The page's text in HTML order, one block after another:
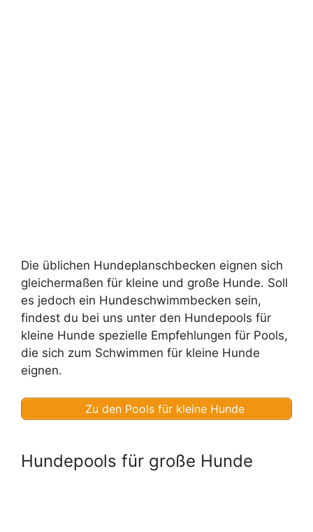
Die üblichen Hundeplanschbecken eignen sich
gleichermaßen für kleine und große Hunde. Soll
es jedoch ein Hundeschwimmbecken sein,
findest du bei uns unter den Hundepools für
kleine Hunde spezielle Empfehlungen für Pools,
die sich zum Schwimmen für kleine Hunde
eignen.
Zu den Pools für kleine Hunde
Hundepools für große Hunde